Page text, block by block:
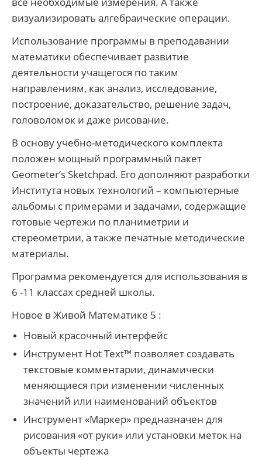
визуализировать алгебраические операции.
Использование программы в преподавании
математики обеспечивает развитие
деятельности учащегося по таким
направлениям, как анализ, исследование,
построение, доказательство, решение задач,
головоломок и даже рисование.
В основу учебно-методического комплекта
положен мощный программный пакет
Geometer’s Sketchpad. Его дополняют разработки
Института новых технологий – компьютерные
альбомы с примерами и задачами, содержащие
готовые чертежи по планиметрии и
стереометрии, а также печатные методические
материалы.
Программа рекомендуется для использования в
6 -11 классах средней школы.
Новое в Живой Математике 5 :
Новый красочный интерфейс
Инструмент Hot Text™ позволяет создавать
текстовые комментарии, динамически
меняющиеся при изменении численных
значений или наименований объектов
Инструмент «Маркер» предназначен для
рисования «от руки» или установки меток на
объекты чертежа